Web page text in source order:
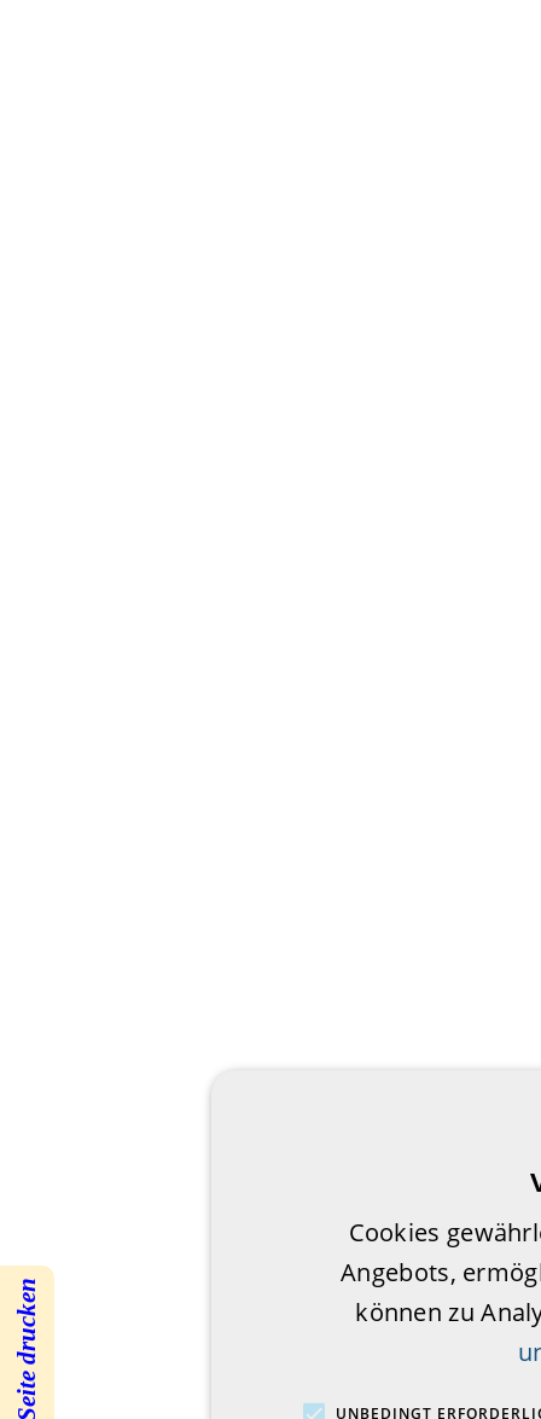
Seite drucken
Cookies
Angebots,
können zu
UNBEDINGT